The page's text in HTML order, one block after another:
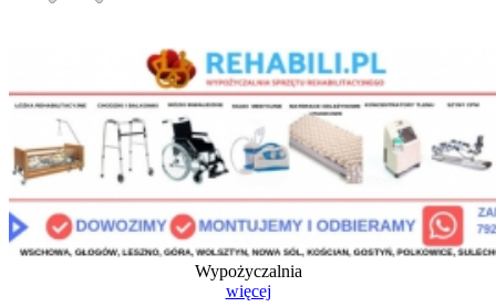
Wypożyczalnia
więcej